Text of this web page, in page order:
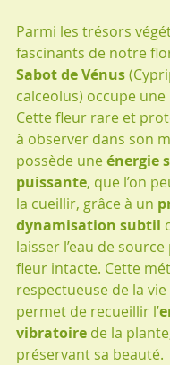
Parmi les trésors
fascinants de notre
Sabot de Vénus
calceolus) occupe
Cette fleur rare et
à observer dans son
possède une énergie
puissante, que l’on
la cueillir, grâce à un
dynamisation subtil
laisser l’eau de
fleur intacte. Cette
respectueuse de la vie
permet de recueillir l’
vibratoire de la
préservant sa beauté.